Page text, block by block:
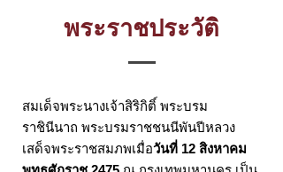
พระราชประวัติ
สมเด็จพระนางเจ้าสิริกิติ์ พระบรม
ราชินีนาถ พระบรมราชชนนีพันปีหลวง
เสด็จพระราชสมภพเมื่อวันที่ 12 สิงหาคม